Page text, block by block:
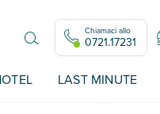
Chiamaci allo
0721.17231
LAST MINUTE